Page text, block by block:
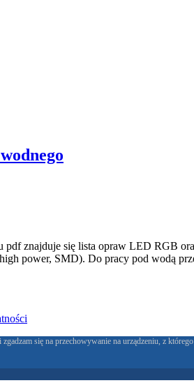
pdf znajduje się lista opraw LED RGB
power, SMD). Do pracy pod wodą
się na przechowywanie na urządzeniu, z